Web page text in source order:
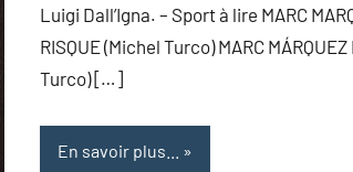
Luigi Dall’Igna. – Sport à lire MARC
RISQUE (Michel Turco) MARC
Turco) […]
En savoir plus...